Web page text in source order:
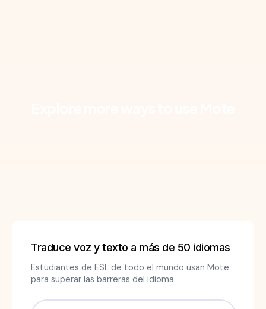
Traduce voz y texto a más de 50 idiomas
Estudiantes de ESL de todo el mundo usan Mote
para superar las barreras del idioma